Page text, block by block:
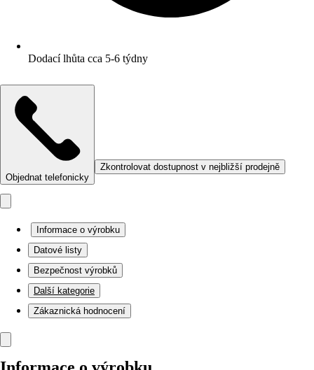
Dodací lhůta cca 5-6 týdny
Objednat telefonicky
Zkontrolovat dostupnost v nejbližší prodejně
Informace o výrobku
Datové listy
Bezpečnost výrobků
Další kategorie
Zákaznická hodnocení